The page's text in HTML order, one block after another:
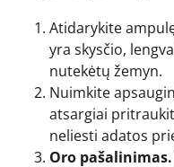
Atidarykite
yra skysčio,
nutekėtų žemyn.
Nuimkite
atsargiai
neliesti adatos
Oro pašalinimas.